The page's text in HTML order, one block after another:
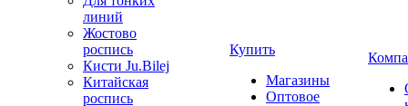
линий
Жостово
роспись
Кисти Ju.Bilej
Китайская
роспись
Купить
Магазины
Оптовое